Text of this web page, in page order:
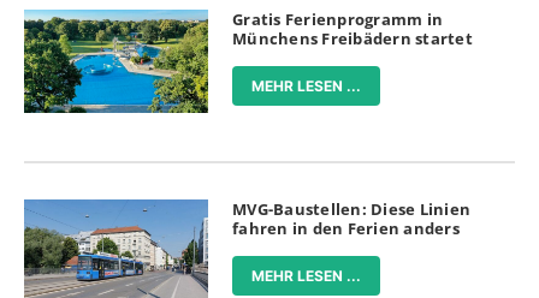
Gratis Ferienprogramm in
Münchens Freibädern startet
MEHR LESEN ...
MVG-Baustellen: Diese Linien
fahren in den Ferien anders
MEHR LESEN ...